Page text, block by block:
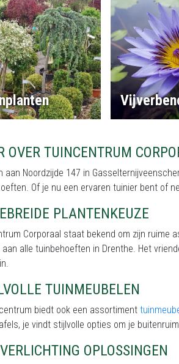
OVER TUINCENTRUM
aan Noordzijde 147 in
Of je nu een ervaren tuinier bent of
PLANTENKEUZE
Corporaal staat bekend om zijn ruime
alle tuinbehoeften in Drenthe. Het
TUINMEUBELEN
biedt ook een assortiment
je vindt stijlvolle opties om je
OPLOSSINGEN